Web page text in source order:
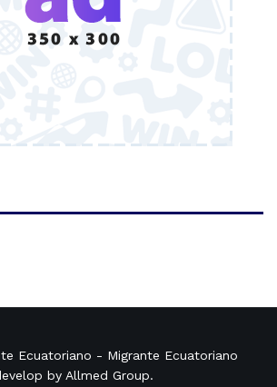
Ecuatoriano - Migrante Ecuatoriano
by Allmed Group.